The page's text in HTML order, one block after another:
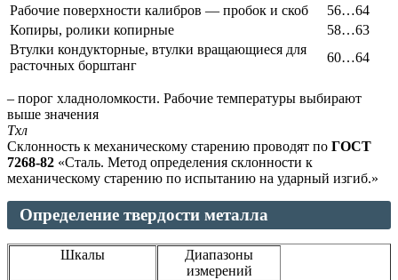
Рабочие поверхности калибров — пробок и скоб
56…64
Копиры, ролики копирные
58…63
Втулки кондукторные, втулки вращающиеся для
расточных борштанг
60…64
– порог хладноломкости. Рабочие температуры выбирают
выше значения
Tхл
Склонность к механическому старению проводят по ГОСТ
7268-82 «Сталь. Метод определения склонности к
механическому старению по испытанию на ударный изгиб.»
Определение твердости металла
Шкалы
Диапазоны
измерений